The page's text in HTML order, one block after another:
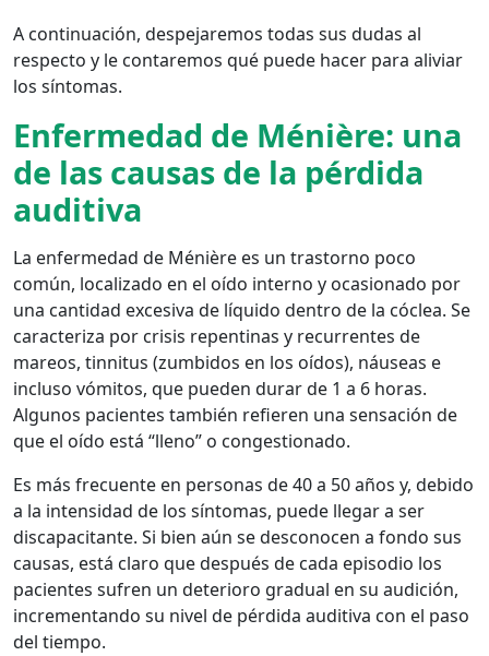
A continuación, despejaremos todas sus dudas al
respecto y le contaremos qué puede hacer para aliviar
los síntomas.
Enfermedad de Ménière: una
de las causas de la pérdida
auditiva
La enfermedad de Ménière es un trastorno poco
común, localizado en el oído interno y ocasionado por
una cantidad excesiva de líquido dentro de la cóclea. Se
caracteriza por crisis repentinas y recurrentes de
mareos, tinnitus (zumbidos en los oídos), náuseas e
incluso vómitos, que pueden durar de 1 a 6 horas.
Algunos pacientes también refieren una sensación de
que el oído está “lleno” o congestionado.
Es más frecuente en personas de 40 a 50 años y, debido
a la intensidad de los síntomas, puede llegar a ser
discapacitante. Si bien aún se desconocen a fondo sus
causas, está claro que después de cada episodio los
pacientes sufren un deterioro gradual en su audición,
incrementando su nivel de pérdida auditiva con el paso
del tiempo.